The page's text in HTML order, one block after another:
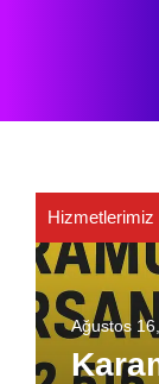
Hizmetlerimiz
Ağustos